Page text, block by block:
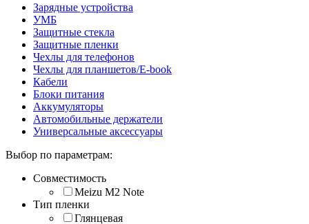
Зарядные устройства
УМБ
Защитные стекла
Защитные пленки
Чехлы для телефонов
Чехлы для планшетов/E-book
Кабели
Блоки питания
Аккумуляторы
Автомобильные держатели
Универсальные аксессуары
Выбор по параметрам:
Совместимость
Meizu M2 Note
Тип пленки
Глянцевая